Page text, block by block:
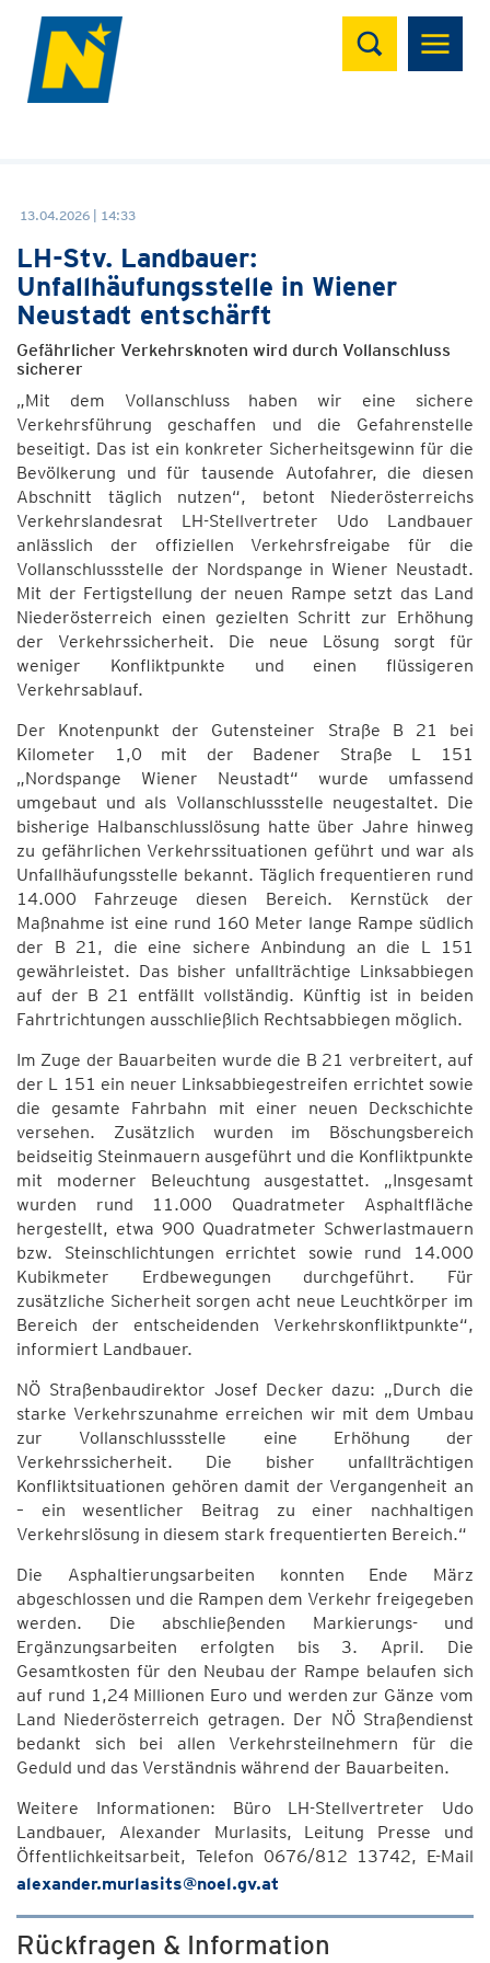
Suchen
13.04.2026 | 14:33
LH-Stv. Landbauer:
Unfallhäufungsstelle in Wiener
Neustadt entschärft
Gefährlicher Verkehrsknoten wird durch Vollanschluss
sicherer
„Mit dem Vollanschluss haben wir eine sichere
Verkehrsführung geschaffen und die Gefahrenstelle
beseitigt. Das ist ein konkreter Sicherheitsgewinn für die
Bevölkerung und für tausende Autofahrer, die diesen
Abschnitt täglich nutzen“, betont Niederösterreichs
Verkehrslandesrat LH-Stellvertreter Udo Landbauer
anlässlich der offiziellen Verkehrsfreigabe für die
Vollanschlussstelle der Nordspange in Wiener Neustadt.
Mit der Fertigstellung der neuen Rampe setzt das Land
Niederösterreich einen gezielten Schritt zur Erhöhung
der Verkehrssicherheit. Die neue Lösung sorgt für
weniger Konfliktpunkte und einen flüssigeren
Verkehrsablauf.
Der Knotenpunkt der Gutensteiner Straße B 21 bei
Kilometer 1,0 mit der Badener Straße L 151
„Nordspange Wiener Neustadt“ wurde umfassend
umgebaut und als Vollanschlussstelle neugestaltet. Die
bisherige Halbanschlusslösung hatte über Jahre hinweg
zu gefährlichen Verkehrssituationen geführt und war als
Unfallhäufungsstelle bekannt. Täglich frequentieren rund
14.000 Fahrzeuge diesen Bereich. Kernstück der
Maßnahme ist eine rund 160 Meter lange Rampe südlich
der B 21, die eine sichere Anbindung an die L 151
gewährleistet. Das bisher unfallträchtige Linksabbiegen
auf der B 21 entfällt vollständig. Künftig ist in beiden
Fahrtrichtungen ausschließlich Rechtsabbiegen möglich.
Im Zuge der Bauarbeiten wurde die B 21 verbreitert, auf
der L 151 ein neuer Linksabbiegestreifen errichtet sowie
die gesamte Fahrbahn mit einer neuen Deckschichte
versehen. Zusätzlich wurden im Böschungsbereich
beidseitig Steinmauern ausgeführt und die Konfliktpunkte
mit moderner Beleuchtung ausgestattet. „Insgesamt
wurden rund 11.000 Quadratmeter Asphaltfläche
hergestellt, etwa 900 Quadratmeter Schwerlastmauern
bzw. Steinschlichtungen errichtet sowie rund 14.000
Kubikmeter Erdbewegungen durchgeführt. Für
zusätzliche Sicherheit sorgen acht neue Leuchtkörper im
Bereich der entscheidenden Verkehrskonfliktpunkte“,
informiert Landbauer.
NÖ Straßenbaudirektor Josef Decker dazu: „Durch die
starke Verkehrszunahme erreichen wir mit dem Umbau
zur Vollanschlussstelle eine Erhöhung der
Verkehrssicherheit. Die bisher unfallträchtigen
Konfliktsituationen gehören damit der Vergangenheit an
– ein wesentlicher Beitrag zu einer nachhaltigen
Verkehrslösung in diesem stark frequentierten Bereich.“
Die Asphaltierungsarbeiten konnten Ende März
abgeschlossen und die Rampen dem Verkehr freigegeben
werden. Die abschließenden Markierungs- und
Ergänzungsarbeiten erfolgten bis 3. April. Die
Gesamtkosten für den Neubau der Rampe belaufen sich
auf rund 1,24 Millionen Euro und werden zur Gänze vom
Land Niederösterreich getragen. Der NÖ Straßendienst
bedankt sich bei allen Verkehrsteilnehmern für die
Geduld und das Verständnis während der Bauarbeiten.
Weitere Informationen: Büro LH-Stellvertreter Udo
Landbauer, Alexander Murlasits, Leitung Presse und
Öffentlichkeitsarbeit, Telefon 0676/812 13742, E-Mail
alexander.murlasits@noel.gv.at
Rückfragen & Information